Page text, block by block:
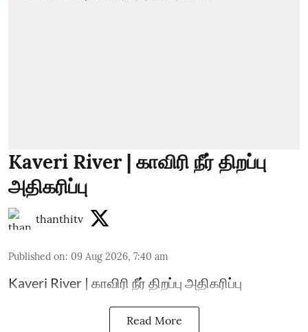
Kaveri River | காவிரி நீர் திறப்பு
அதிகரிப்பு
thanthitv
Published on: 09 Aug 2026, 7:40 am
Kaveri River | காவிரி நீர் திறப்பு அதிகரிப்பு
Read More